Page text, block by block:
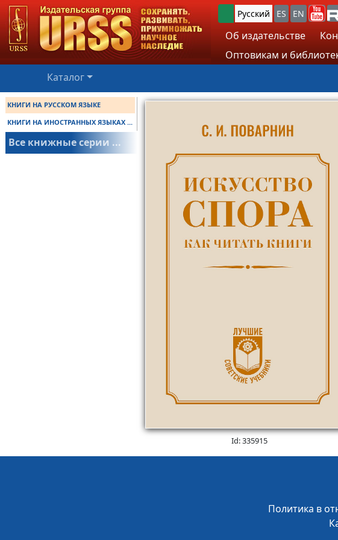
Русский ES EN
Об издательстве
Оптовикам и
Каталог
КНИГИ НА РУССКОМ ЯЗЫКЕ
КНИГИ НА ИНОСТРАННЫХ ЯЗЫКАХ ...
Все книжные серии ...
Id: 335915
Политика в